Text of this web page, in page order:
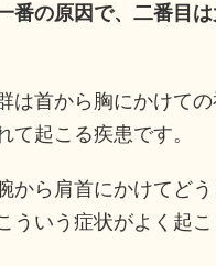
番の原因で、二番目
は首から胸にかけて
て起こる疾患です。
から肩首にかけてど
ういう症状がよく起こ